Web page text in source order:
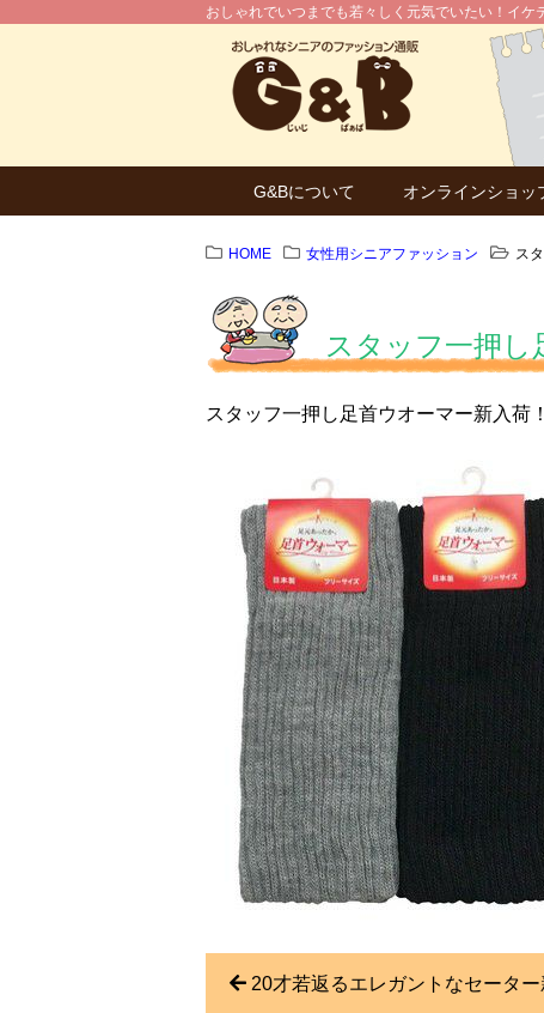
おしゃれでいつまでも若々しく元気でいたい！イ
G&Bについて オンラインショッ
HOME 女性用シニアファッション ス
スタッフ一押し
スタッフ一押し足首ウオーマー新入荷！
20才若返るエレガントなセーター